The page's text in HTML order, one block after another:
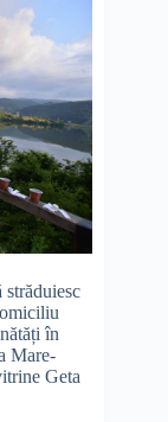
în
Mare-
Geta